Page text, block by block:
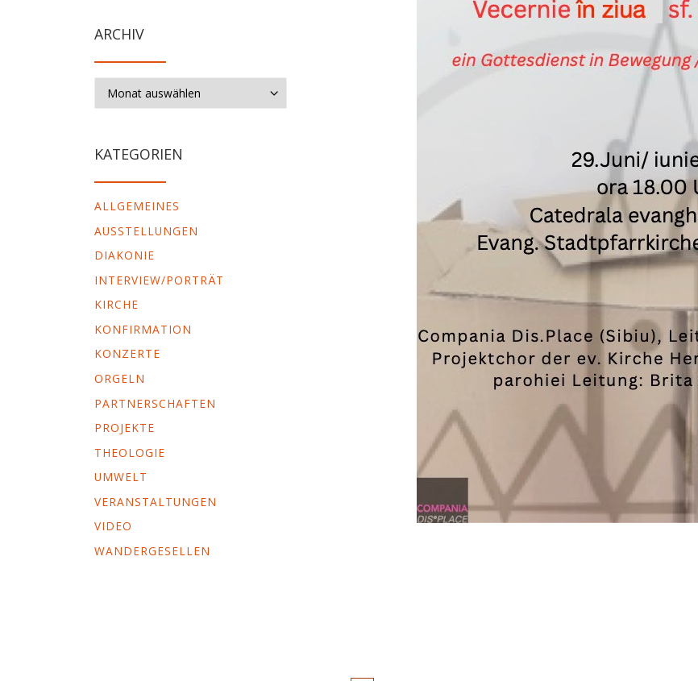
ARCHIV
KATEGORIEN
ALLGEMEINES
AUSSTELLUNGEN
DIAKONIE
INTERVIEW/PORTRÄT
KIRCHE
KONFIRMATION
KONZERTE
ORGELN
PARTNERSCHAFTEN
PROJEKTE
THEOLOGIE
UMWELT
VERANSTALTUNGEN
VIDEO
WANDERGESELLEN